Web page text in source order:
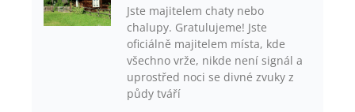
Jste majitelem chaty nebo
chalupy. Gratulujeme! Jste
oficiálně majitelem místa, kde
všechno vrže, nikde není signál a
uprostřed noci se divné zvuky z
půdy tváří